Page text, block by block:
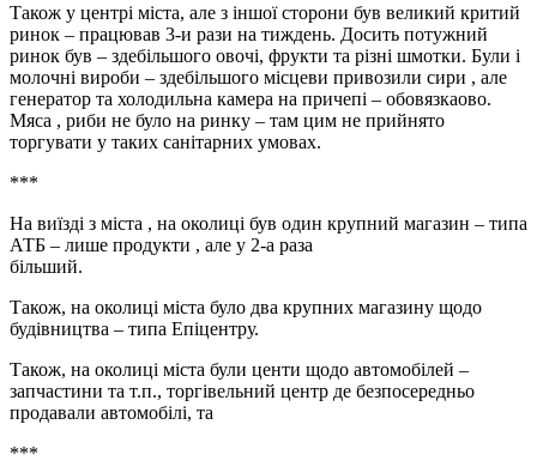
Також у центрі міста, але з іншої сторони був великий критий
ринок – працював 3-и рази на тиждень. Досить потужний
ринок був – здебільшого овочі, фрукти та різні шмотки. Були і
молочні вироби – здебільшого місцеви привозили сири , але
генератор та холодильна камера на причепі – обовязкаово.
Мяса , риби не було на ринку – там цим не прийнято
торгувати у таких санітарних умовах.
***
На виїзді з міста , на околиці був один крупний магазин – типа
АТБ – лише продукти , але у 2-а раза
більший.
Також, на околиці міста було два крупних магазину щодо
будівництва – типа Епіцентру.
Також, на околиці міста були центи щодо автомобілей –
запчастини та т.п., торгівельний центр де безпосередньо
продавали автомобілі, та
***